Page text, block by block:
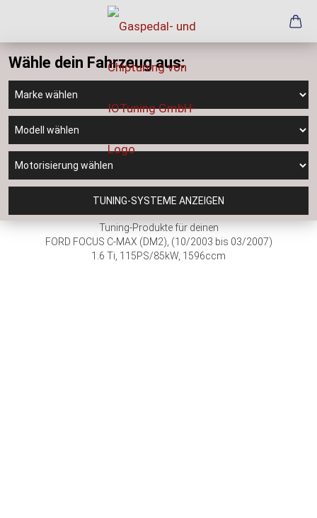
Wähle dein Fahrzeug aus:
TUNING-SYSTEME ANZEIGEN
Tuning-Produkte für deinen
FORD FOCUS C-MAX (DM2), (10/2003 bis 03/2007)
1.6 Ti, 115PS/85kW, 1596ccm